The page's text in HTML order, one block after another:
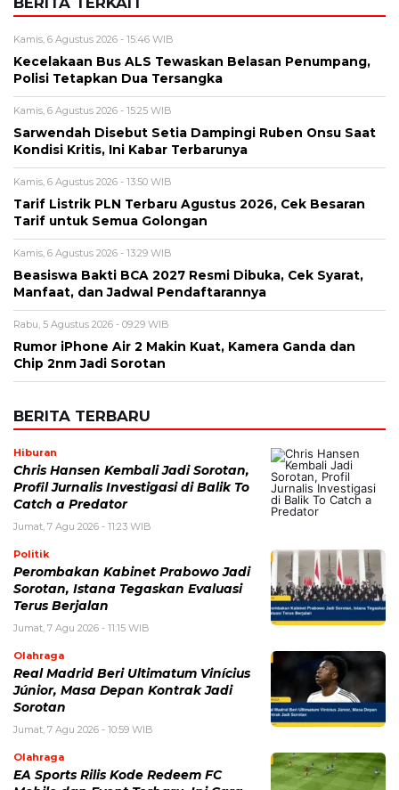
Alamat email tidak akan dipublikasikan. Kolom wajib ditandai *.
Komentar*
Nama*
Simpan nama, email, dan situs web saya pada peramban ini
untuk komentar saya berikutnya.
Kamis, 6 Agustus 2026 - 15:46 WIB
Kecelakaan Bus ALS Tewaskan Belasan Penumpang,
Polisi Tetapkan Dua Tersangka
Sarwendah Disebut Setia Dampingi Ruben Onsu Saat